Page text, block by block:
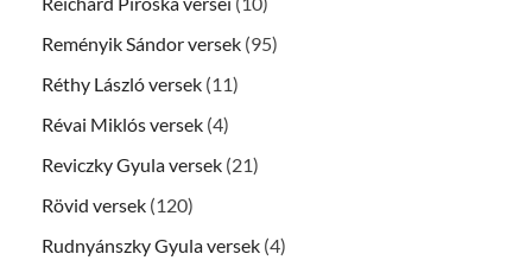
Reményik Sándor versek (95)
Réthy László versek (11)
Révai Miklós versek (4)
Reviczky Gyula versek (21)
Rövid versek (120)
Rudnyánszky Gyula versek (4)